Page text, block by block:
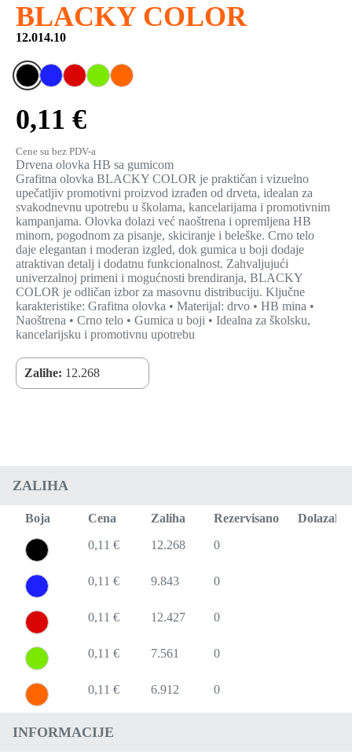
BLACKY COLOR
12.014.10
0,11 €
Cene su bez PDV-a
Drvena olovka HB sa gumicom
Grafitna olovka BLACKY COLOR je praktičan i vizuelno
upečatljiv promotivni proizvod izrađen od drveta, idealan za
svakodnevnu upotrebu u školama, kancelarijama i promotivnim
kampanjama. Olovka dolazi već naoštrena i opremljena HB
minom, pogodnom za pisanje, skiciranje i beleške. Crno telo
daje elegantan i moderan izgled, dok gumica u boji dodaje
atraktivan detalj i dodatnu funkcionalnost. Zahvaljujući
univerzalnoj primeni i mogućnosti brendiranja, BLACKY
COLOR je odličan izbor za masovnu distribuciju. Ključne
karakteristike: Grafitna olovka • Materijal: drvo • HB mina •
Naoštrena • Crno telo • Gumica u boji • Idealna za školsku,
kancelarijsku i promotivnu upotrebu
Zalihe: 12.268
ZALIHA
Boja Cena Zaliha Rezervisano
Dolazak
0,11 €
12.268 0
0,11 € 9.843 0
0,11 € 12.427 0
0,11 € 7.561 0
0,11 € 6.912 0
INFORMACIJE